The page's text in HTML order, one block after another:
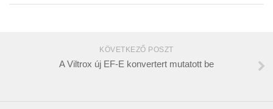
KÖVETKEZŐ POSZT
A Viltrox új EF-E konvertert mutatott be